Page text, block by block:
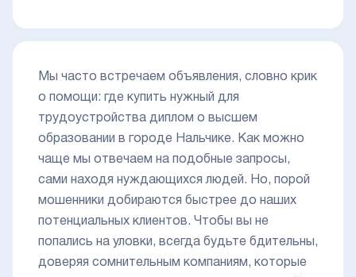
Мы часто встречаем объявления, словно крик
о помощи: где купить нужный для
трудоустройства диплом о высшем
образовании в городе Нальчике. Как можно
чаще мы отвечаем на подобные запросы,
сами находя нуждающихся людей. Но, порой
мошенники добираются быстрее до наших
потенциальных клиентов. Чтобы вы не
попались на уловки, всегда будьте бдительны,
доверяя сомнительным компаниям, которые